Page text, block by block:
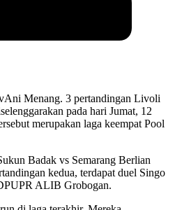
Menang. 3 pertandingan Livoli
pada hari Jumat, 12
merupakan laga keempat Pool
Badak vs Semarang Berlian
kedua, terdapat duel Singo
ALIB Grobogan.